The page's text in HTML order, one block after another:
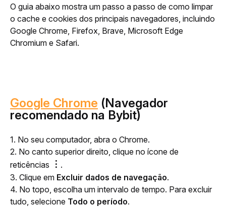
O guia abaixo mostra um passo a passo de como limpar
o cache e cookies dos principais navegadores, incluindo
Google Chrome, Firefox, Brave, Microsoft Edge
Chromium e Safari.
Google Chrome (Navegador
recomendado na Bybit)
1. No seu computador, abra o Chrome.
2. No canto superior direito, clique no ícone de
reticências
︙ .
3. Clique em Excluir dados de navegação.
4. No topo, escolha um intervalo de tempo. Para excluir
tudo, selecione Todo o período.